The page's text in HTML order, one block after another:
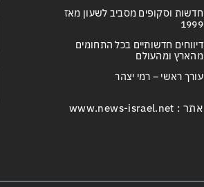
חדשות וסקופים מסביב לשעון מאז
1999
דיווחים חדשותיים בכל התחומים
מהארץ ומהעולם
עורך ראשי – רמי יצהר
אתר : www.news-israel.net